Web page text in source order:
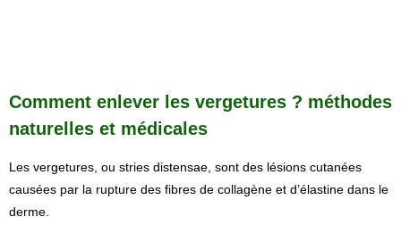
Comment enlever les vergetures ? méthodes
naturelles et médicales
Les vergetures, ou stries distensae, sont des lésions cutanées
causées par la rupture des fibres de collagène et d’élastine dans le
derme.